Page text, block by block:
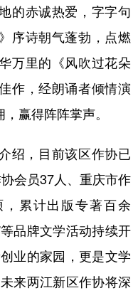
的赤诚热爱，字字句
序诗朝气蓬勃，点燃
万里的《风吹过花朵
作，经朗诵者倾情演
赢得阵阵掌声。
，目前该区作协已
会员37人、重庆市作
累计出版专著百余
品牌文学活动持续开
业的家园，更是文学
来两江新区作协将深